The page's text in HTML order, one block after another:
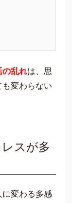
の乱れは、思
変わらない
スが多
変わる多感